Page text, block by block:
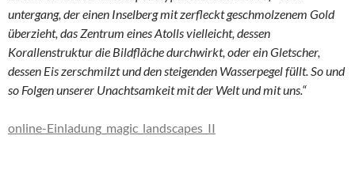
untergang, der einen Inselberg mit zerfleckt geschmolzenem Gold
überzieht, das Zentrum eines Atolls vielleicht, dessen
Korallenstruktur die Bildfläche durchwirkt, oder ein Gletscher,
dessen Eis zerschmilzt und den steigenden Wasserpegel füllt. So und
so Folgen unserer Unachtsamkeit mit der Welt und mit uns.“
online-Einladung_magic_landscapes_II